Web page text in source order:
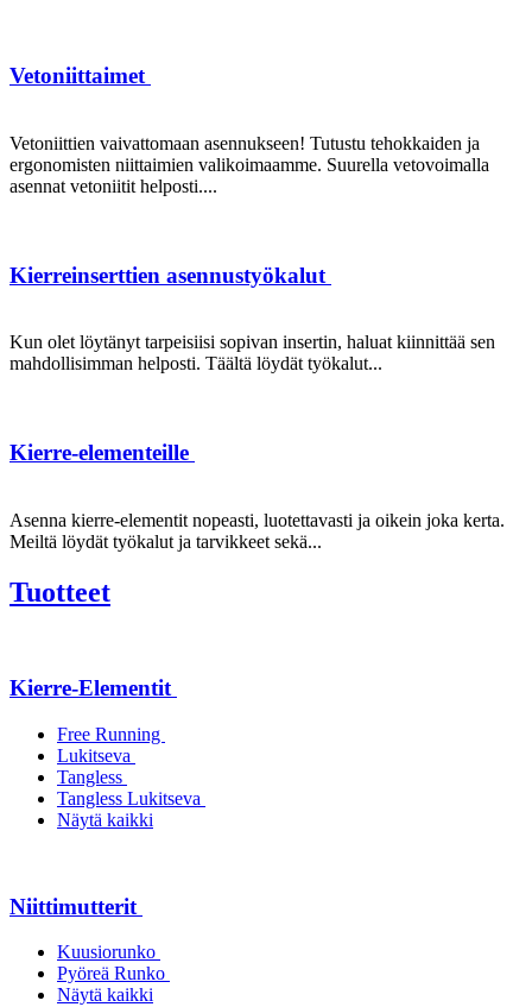
Vetoniittaimet
Vetoniittien vaivattomaan asennukseen! Tutustu tehokkaiden ja
ergonomisten niittaimien valikoimaamme. Suurella vetovoimalla
asennat vetoniitit helposti....
Kierreinserttien asennustyökalut
Kun olet löytänyt tarpeisiisi sopivan insertin, haluat kiinnittää sen
mahdollisimman helposti. Täältä löydät työkalut...
Kierre-elementeille
Asenna kierre-elementit nopeasti, luotettavasti ja oikein joka kerta.
Meiltä löydät työkalut ja tarvikkeet sekä...
Tuotteet
Kierre-Elementit
Free Running
Lukitseva
Tangless
Tangless Lukitseva
Näytä kaikki
Niittimutterit
Kuusiorunko
Pyöreä Runko
Näytä kaikki